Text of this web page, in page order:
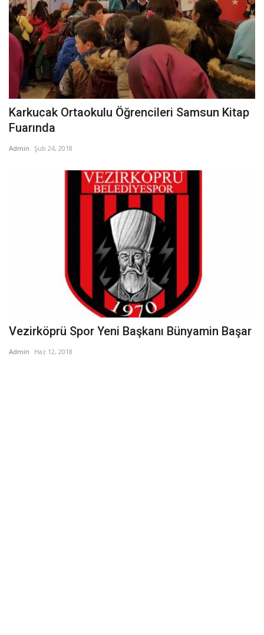
Karkucak Ortaokulu Öğrencileri Samsun Kitap
Fuarında
Admin Şub 24, 2018
Vezirköprü Spor Yeni Başkanı Bünyamin Başar
Admin Haz 12, 2018